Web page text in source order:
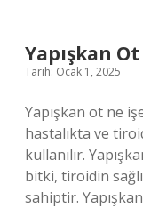
Yapışkan
Tarih: Ocak 1, 2025
Yapışkan ot ne
hastalıkta ve
kullanılır.
bitki, tiroidin
sahiptir.